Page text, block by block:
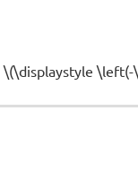
\(\displaystyle